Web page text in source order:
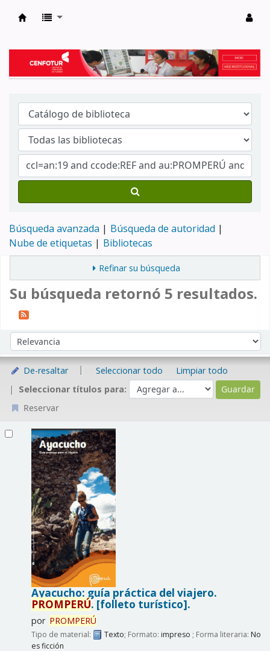
Búsqueda avanzada
Búsqueda de autoridad
Nube de etiquetas
Bibliotecas
Refinar su búsqueda
Su búsqueda retornó 5 resultados.
Ordenar por:
De-resaltar Seleccionar todo
Limpiar todo
Seleccionar títulos para:
Reservar
Ayacucho: guía práctica del viajero.
PROMPERÚ. [folleto turístico].
por PROMPERÚ
Tipo de material: Texto; Formato: impreso ; Forma literaria: No
es ficción